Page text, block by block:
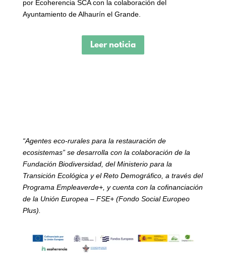
por Ecoherencia SCA con la colaboración del
Ayuntamiento de Alhaurín el Grande.
Leer noticia
“Agentes eco-rurales para la restauración de
ecosistemas” se desarrolla con la colaboración de la
Fundación Biodiversidad, del Ministerio para la
Transición Ecológica y el Reto Demográfico, a través del
Programa Empleaverde+, y cuenta con la cofinanciación
de la Unión Europea – FSE+ (Fondo Social Europeo
Plus).